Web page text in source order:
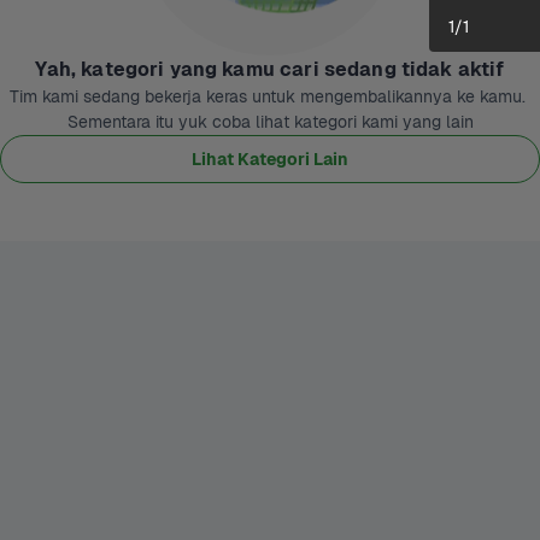
Yah, kategori yang kamu cari sedang tidak aktif
Tim kami sedang bekerja keras untuk mengembalikannya ke kamu.
Sementara itu yuk coba lihat kategori kami yang lain
Lihat Kategori Lain
1/1